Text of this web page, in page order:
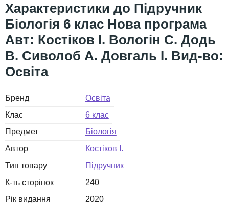
Підручник
Біологія 6 клас Нова програма
Авт: Костіков І. Вологін С. Додь
В. Сиволоб А. Довгаль І. Вид-во:
Освіта
Бренд
Освіта
Клас
6 клас
Предмет
Біологія
Автор
Костіков І.
Тип товару
Підручник
К-ть сторінок
240
Рік видання
2020